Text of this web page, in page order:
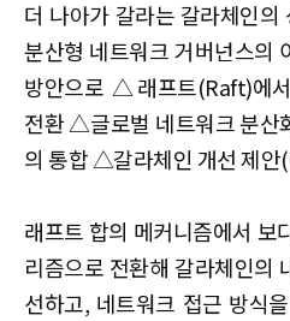
더 나아가 갈라는 갈라체인의
분산형 네트워크 거버넌스의
방안으로 △래프트(Raft)에
전환 △글로벌 네트워크 분
의 통합 △갈라체인 개선 제안
래프트 합의 메커니즘에서 보
리즘으로 전환해 갈라체인의
선하고, 네트워크 접근 방식